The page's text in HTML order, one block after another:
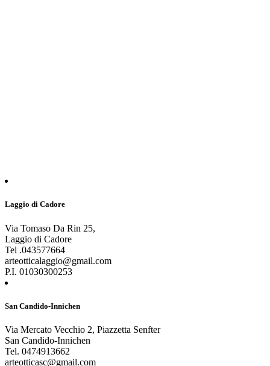
Laggio di Cadore
Via Tomaso Da Rin 25,
Laggio di Cadore
Tel .043577664
arteotticalaggio@gmail.com
P.I. 01030300253
San Candido-Innichen
Via Mercato Vecchio 2, Piazzetta Senfter
San Candido-Innichen
Tel. 0474913662
arteotticasc@gmail.com